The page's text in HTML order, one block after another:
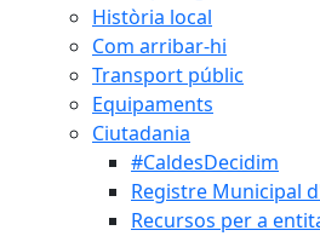
Història local
Com arribar-hi
Transport públic
Equipaments
Ciutadania
#CaldesDecidim
Registre Municipal
Recursos per a